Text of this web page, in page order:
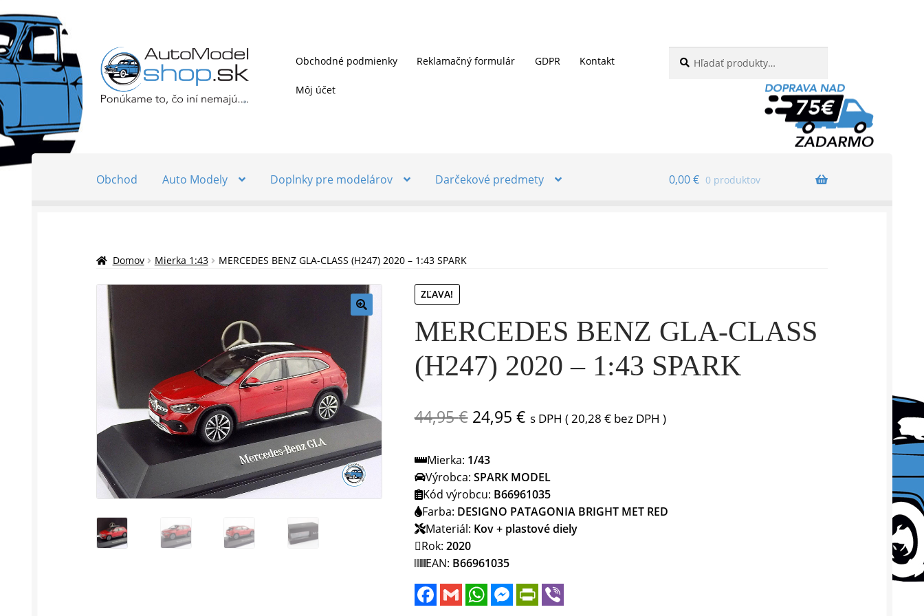
Preskočiť
na
navigáciu
Preskočiť
na
obsah
Obchodné podmienky Reklamačný formulár GDPR Kontakt
Môj účet
Obchod Auto Modely Doplnky pre modelárov Darčekové predmety 0,00€ 0 produktov
Domov Mierka 1:43 MERCEDES BENZ GLA-CLASS (H247) 2020 – 1:43 SPARK
ZĽAVA!
🔍
MERCEDES BENZ GLA-CLASS
(H247) 2020 – 1:43 SPARK
44,95€ Pôvodná
bola:
44,95 €.
24,95 €Aktuálna
24,95 €.
s DPH (20,28 €bez DPH )
Mierka: 1/43
Výrobca: SPARK MODEL
Kód výrobcu: B66961035
Farba: DESIGNO PATAGONIA BRIGHT MET RED
Materiál: Kov + plastové diely
Rok: 2020
EAN: B66961035
G
m
W M